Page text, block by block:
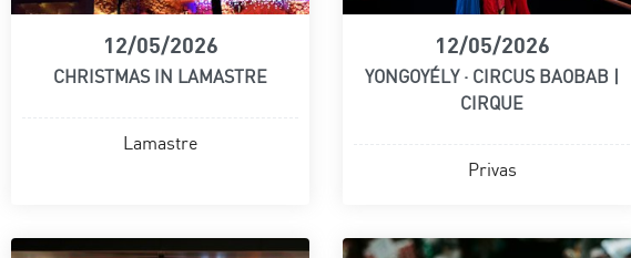
12/05/2026
CHRISTMAS IN LAMASTRE
Lamastre
12/05/2026
YONGOYÉLY · CIRCUS BAOBAB |
CIRQUE
Privas